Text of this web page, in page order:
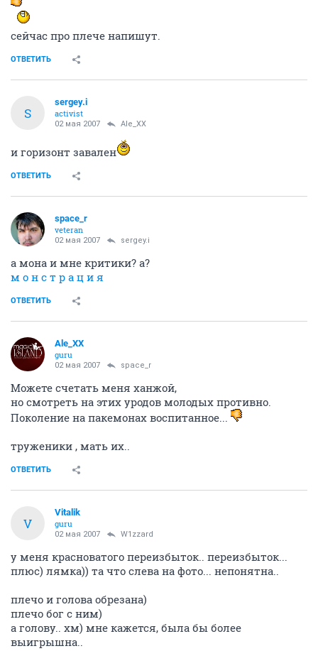
сейчас про плече напишут.
ОТВЕТИТЬ
S
sergey.i
activist
02 мая 2007 Ale_XX
и горизонт завален
ОТВЕТИТЬ
space_r
veteran
02 мая 2007 sergey.i
а мона и мне критики? а?
м о н с т р а ц и я
ОТВЕТИТЬ
Ale_XX
guru
02 мая 2007 space_r
Можете счетать меня ханжой,
но смотреть на этих уродов молодых противно.
Поколение на пакемонах воспитанное...
труженики , мать их..
ОТВЕТИТЬ
V
Vitalik
guru
02 мая 2007 W1zzard
у меня красноватого переизбыток.. переизбыток...
плюс) лямка)) та что слева на фото... непонятна..
плечо и голова обрезана)
плечо бог с ним)
а голову.. хм) мне кажется, была бы более
выигрышна..